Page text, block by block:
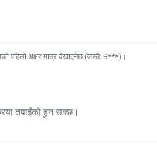
पहिलो अक्षर मात्र देखाइनेछ (जस्तै: B***)।
तपाईंको हुन सक्छ।